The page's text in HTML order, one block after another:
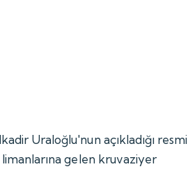
Uraloğlu'nun açıkladığı resmi
gelen kruvaziyer